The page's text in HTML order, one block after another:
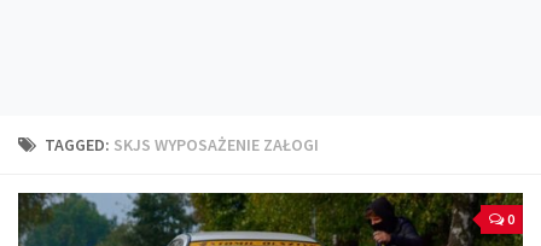
Technika jazdy
Kalkulatory
TAGGED: SKJS WYPOSAŻENIE ZAŁOGI
0